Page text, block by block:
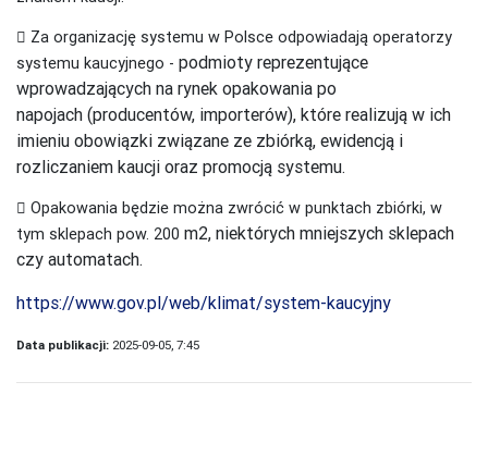
 Za organizację systemu w Polsce odpowiadają operatorzy
systemu kaucyjnego - podmioty reprezentujące
wprowadzających na rynek opakowania po
napojach (producentów, importerów), które realizują w ich
imieniu obowiązki związane ze zbiórką, ewidencją i
rozliczaniem kaucji oraz promocją systemu.
 Opakowania będzie można zwrócić w punktach zbiórki, w
tym sklepach pow. 200 m2, niektórych mniejszych sklepach
czy automatach.
https://www.gov.pl/web/klimat/system-kaucyjny
Data publikacji: 2025-09-05, 7:45